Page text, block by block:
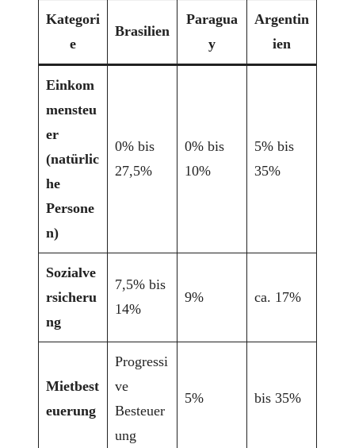
Kategori
e
Brasilien
Paragua
y
Argentin
ien
Einkom
mensteu
er
(natürlic
he
Persone
n)
0% bis
27,5%
0% bis
10%
5% bis
35%
Sozialve
rsicheru
ng
7,5% bis
14%
9% ca. 17%
Mietbest
euerung
Progressi
ve
Besteuer
ung
5% bis 35%